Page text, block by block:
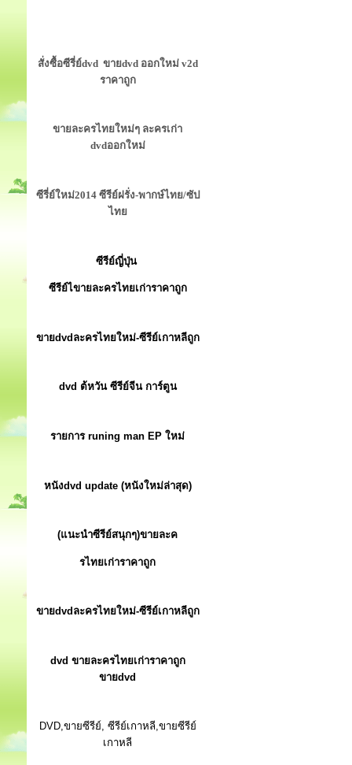
สั่งซื้อซีรี่ย์dvd ขายdvd ออกใหม่ v2d
ราคาถูก
ขายละครไทยใหม่ๆ ละครเก่า
dvdออกใหม่
ซีรี่ย์ใหม่2014 ซีรีย์ฝรั่ง-พากษ์ไทย/ซัป
ไทย
ซีรีย์ญี่ปุ่น
ซีรีย์ไขายละครไทยเก่าราคาถูก
ขายdvdละครไทยใหม่-ซีรีย์เกาหลีถูก
dvd ต้หวัน ซีรีย์จีน การ์ตูน
รายการ runing man EP ใหม่
หนังdvd update (หนังใหม่ล่าสุด)
(แนะนำซีรีย์สนุกๆ)ขายละค
รไทยเก่าราคาถูก
ขายdvdละครไทยใหม่-ซีรีย์เกาหลีถูก
dvd ขายละครไทยเก่าราคาถูก
ขายdvd
DVD,ขายซีรีย์, ซีรีย์เกาหลี,ขายซีรีย์
เกาหลี